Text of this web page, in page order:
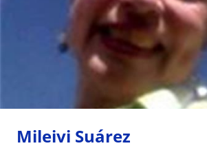
Mileivi Suárez